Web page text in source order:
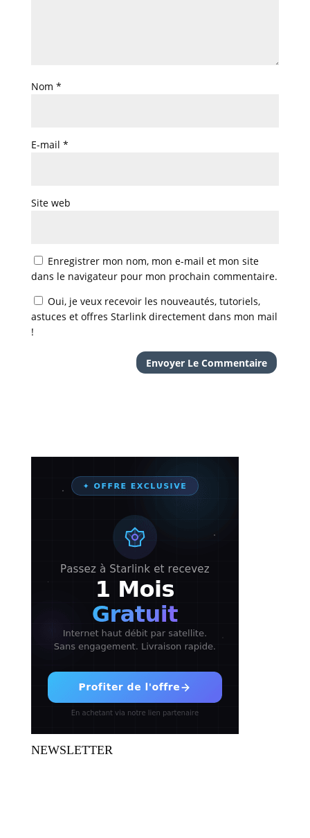
Nom *
E-mail *
Site web
Enregistrer mon nom, mon e-mail et mon site
dans le navigateur pour mon prochain commentaire.
Oui, je veux recevoir les nouveautés, tutoriels,
astuces et offres Starlink directement dans mon mail
!
NEWSLETTER